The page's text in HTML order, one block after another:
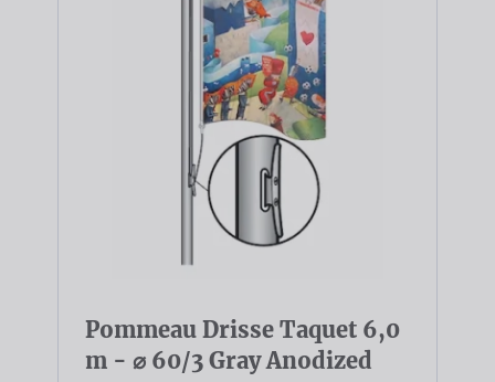
Pommeau Drisse Taquet 6,0
m - ⌀ 60/3 Gray Anodized